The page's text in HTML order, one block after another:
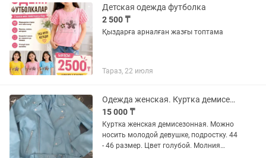
Детская одежда футболка
2 500 ₸
Қыздарға арналған жазғы топтама
Тараз, 22 июля
Одежда женская. Куртка демисезонная женская
15 000 ₸
Куртка женская демисезонная. Можно
носить молодой девушке, подростку. 44
- 46 размер. Цвет голубой. Молния